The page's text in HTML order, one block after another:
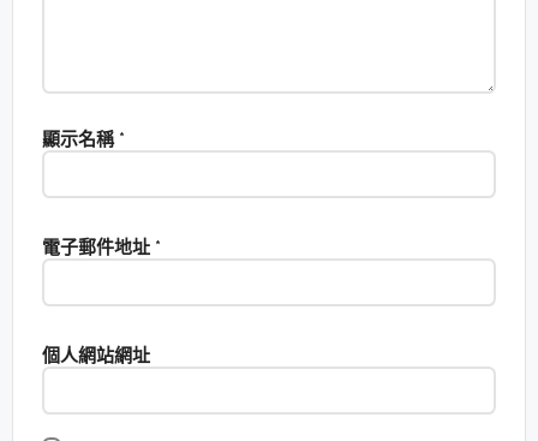
顯示名稱 *
電子郵件地址 *
個人網站網址